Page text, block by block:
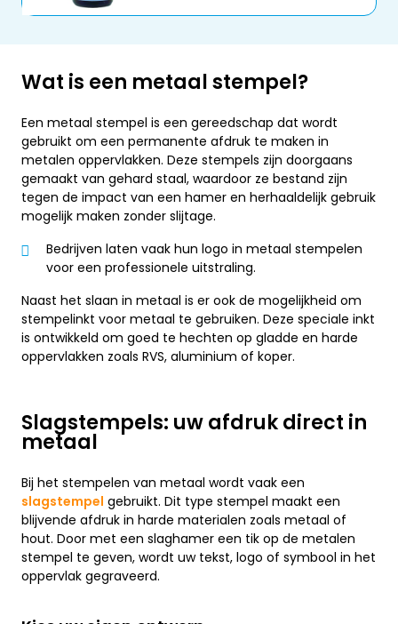
Wat is een metaal stempel?
Een metaal stempel is een gereedschap dat wordt
gebruikt om een permanente afdruk te maken in
metalen oppervlakken. Deze stempels zijn doorgaans
gemaakt van gehard staal, waardoor ze bestand zijn
tegen de impact van een hamer en herhaaldelijk gebruik
mogelijk maken zonder slijtage.
Bedrijven laten vaak hun logo in metaal stempelen
voor een professionele uitstraling.
Naast het slaan in metaal is er ook de mogelijkheid om
stempelinkt voor metaal te gebruiken. Deze speciale inkt
is ontwikkeld om goed te hechten op gladde en harde
oppervlakken zoals RVS, aluminium of koper.
Slagstempels: uw afdruk direct in
metaal
Bij het stempelen van metaal wordt vaak een
slagstempel gebruikt. Dit type stempel maakt een
blijvende afdruk in harde materialen zoals metaal of
hout. Door met een slaghamer een tik op de metalen
stempel te geven, wordt uw tekst, logo of symbool in het
oppervlak gegraveerd.